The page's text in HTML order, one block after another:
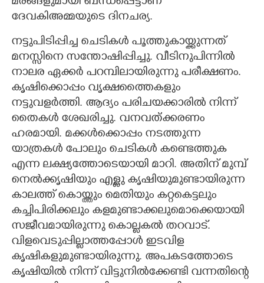
ദേവകിഅമ്മയുടെ ദിനചര്യ.
നട്ടുപിടിപ്പിച്ച ചെടികൾ പൂത്തുകായ്ക്കുന്നത്
മനസ്സിനെ സന്തോഷിപ്പിച്ചു. വീടിനുപിന്നിൽ
നാലര ഏക്കർ പറമ്പിലായിരുന്നു പരീക്ഷണം.
കൃഷിക്കൊപ്പം വൃക്ഷത്തൈകളും
നട്ടുവളർത്തി. ആദ്യം പരിചയക്കാരിൽ നിന്ന്
തൈകൾ ശേഖരിച്ചു. വനവത്ക്കരണം
ഹരമായി. മക്കൾക്കൊപ്പം നടത്തുന്ന
യാത്രകൾ പോലും ചെടികൾ കണ്ടെത്തുക
എന്ന ലക്ഷ്യത്തോടെയായി മാറി. അതിന് മുമ്പ്
നെൽക്കൃഷിയും എള്ളു കൃഷിയുമുണ്ടായിരുന്ന
കാലത്ത് കൊയ്ത്തും മെതിയും കറ്റകെട്ടലും
കച്ചിപിരിക്കലും കളമുണ്ടാക്കലുമൊക്കെയായി
സജീവമായിരുന്നു കൊല്ലകൽ തറവാട്.
വിളവെടുപ്പില്ലാത്തപ്പോൾ ഇടവിള
കൃഷികളുമുണ്ടായിരുന്നു. അപകടത്തോടെ
കൃഷിയിൽ നിന്ന് വിട്ടുനിൽക്കേണ്ടി വന്നതിന്റെ